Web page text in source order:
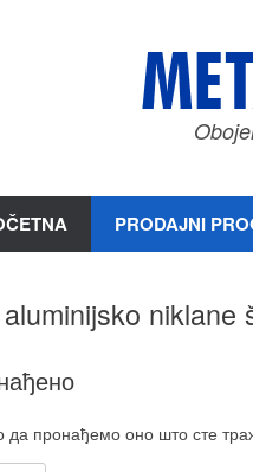
PRODAJNI
aluminijsko niklane
да пронађемо оно што сте